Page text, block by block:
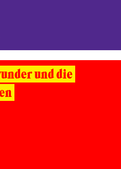
und die